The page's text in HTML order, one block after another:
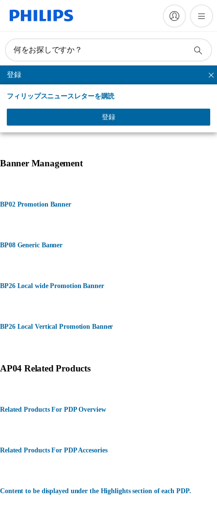
何をお探しですか？
登録
フィリップスニュースレターを購読
登録
替ブラシ
製品一覧 選ばれる理由 使い方 オーラルケアと健康
Banner Management
BP02 Promotion Banner
BP08 Generic Banner
BP26 Local wide Promotion Banner
BP26 Local Vertical Promotion Banner
AP04 Related Products
Related Products For PDP Overview
Related Products For PDP Accesories
Content to be displayed under the Highlights section of each PDP.